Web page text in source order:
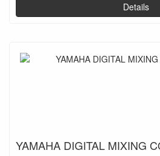
Details
YAMAHA DIGITAL MIXING